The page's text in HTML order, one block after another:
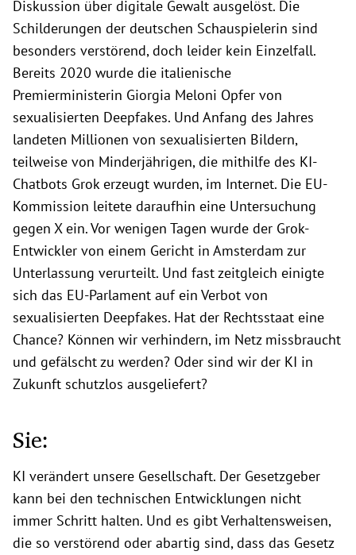
Diskussion über digitale Gewalt ausgelöst. Die
Schilderungen der deutschen Schauspielerin sind
besonders verstörend, doch leider kein Einzelfall.
Bereits 2020 wurde die italienische
Premierministerin Giorgia Meloni Opfer von
sexualisierten Deepfakes. Und Anfang des Jahres
landeten Millionen von sexualisierten Bildern,
teilweise von Minderjährigen, die mithilfe des KI-
Chatbots Grok erzeugt wurden, im Internet. Die EU-
Kommission leitete daraufhin eine Untersuchung
gegen X ein. Vor wenigen Tagen wurde der Grok-
Entwickler von einem Gericht in Amsterdam zur
Unterlassung verurteilt. Und fast zeitgleich einigte
sich das EU-Parlament auf ein Verbot von
sexualisierten Deepfakes. Hat der Rechtsstaat eine
Chance? Können wir verhindern, im Netz missbraucht
und gefälscht zu werden? Oder sind wir der KI in
Zukunft schutzlos ausgeliefert?
Sie:
KI verändert unsere Gesellschaft. Der Gesetzgeber
kann bei den technischen Entwicklungen nicht
immer Schritt halten. Und es gibt Verhaltensweisen,
die so verstörend oder abartig sind, dass das Gesetz